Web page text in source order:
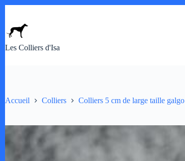
contenu
Les Colliers d'Isa
Accueil Colliers Colliers 5 cm de large taille galgo